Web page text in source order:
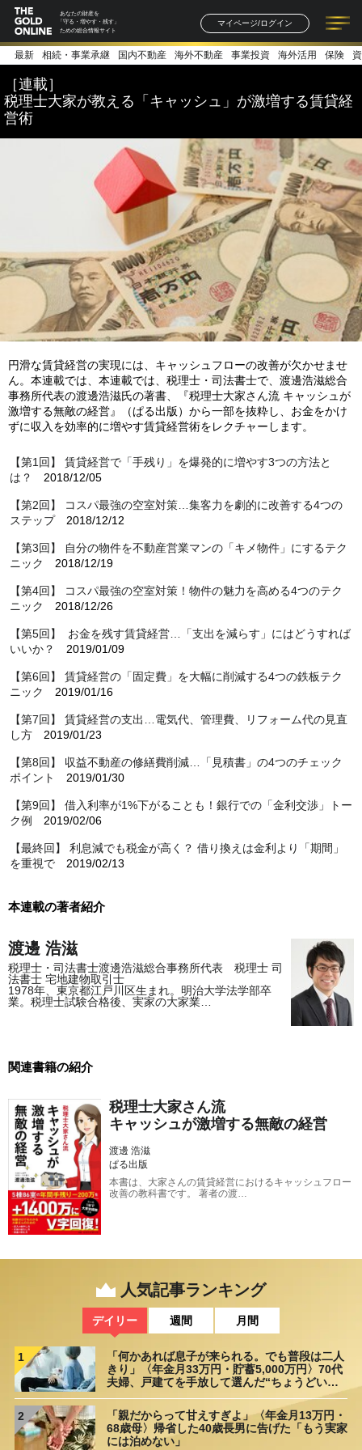
あなたの財産を
「守る・増やす・残す」
ための総合情報サイト
マイページ/ログイン
記事一覧 連載一覧
著者一覧 書籍一覧
最新 相続・事業承継 国内不動産 海外不動産 事業投資 海外活用 保険
［連載］
税理士大家が教える「キャッシュ」が激増する賃貸経
営術
円滑な賃貸経営の実現には、キャッシュフローの改善が欠かせませ
ん。本連載では、本連載では、税理士・司法書士で、渡邊浩滋総合
事務所代表の渡邊浩滋氏の著書、『税理士大家さん流 キャッシュが
激増する無敵の経営』（ぱる出版）から一部を抜粋し、お金をかけ
ずに収入を効率的に増やす賃貸経営術をレクチャーします。
【第1回】 賃貸経営で「手残り」を爆発的に増やす3つの方法と
は？
2018/12/05
【第2回】 コスパ最強の空室対策…集客力を劇的に改善する4つの
ステップ2018/12/12
【第3回】 自分の物件を不動産営業マンの「キメ物件」にするテク
ニック
2018/12/19
【第4回】 コスパ最強の空室対策！物件の魅力を高める4つのテク
ニック
2018/12/26
【第5回】 お金を残す賃貸経営…「支出を減らす」にはどうすれば
いいか？
2019/01/09
【第6回】 賃貸経営の「固定費」を大幅に削減する4つの鉄板テク
ニック
2019/01/16
【第7回】 賃貸経営の支出…電気代、管理費、リフォーム代の見直
し方 2019/01/23
【第8回】 収益不動産の修繕費削減…「見積書」の4つのチェック
ポイント
2019/01/30
【第9回】 借入利率が1%下がることも！銀行での「金利交渉」トー
ク例
2019/02/06
【最終回】 利息減でも税金が高く？ 借り換えは金利より「期間」
を重視で 2019/02/13
本連載の著者紹介
渡邊 浩滋
税理士・司法書士渡邊浩滋総合事務所代表 税理士 司
法書士 宅地建物取引士
1978年、東京都江戸川区生まれ。明治大学法学部卒
業。税理士試験合格後、実家の大家業…
関連書籍の紹介
税理士大家さん流
キャッシュが激増する無敵の経営
渡邊 浩滋
ぱる出版
本書は、大家さんの賃貸経営におけるキャッシュフロー
改善の教科書です。 著者の渡…
人気記事ランキング
デイリー 週間 月間
1
「何かあれば息子が来られる。でも普段は二人
きり」〈年金月33万円・貯蓄5,000万円〉70代
夫婦、戸建てを手放して選んだ“ちょうどいい
距離”
2
「親だからって甘えすぎよ」〈年金月13万円・
68歳母〉帰省した40歳長男に告げた「もう実家
には泊めない」